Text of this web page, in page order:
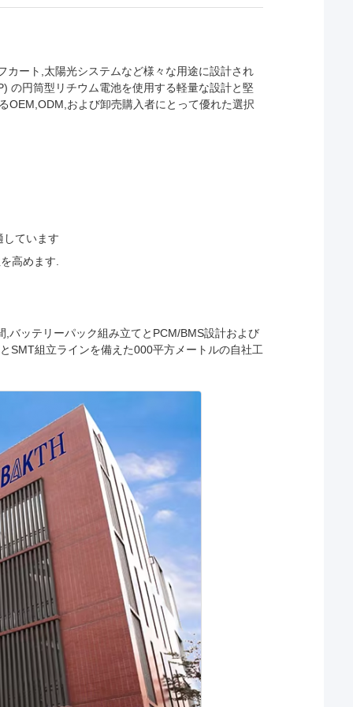
ート,太陽光システムなど様々な用途に設計され
の円筒型リチウム電池を使用する軽量な設計と堅
OEM,ODM,および卸売購入者にとって優れた選択
しています
高めます.
バッテリーパック組み立てとPCM/BMS設計および
SMT組立ラインを備えた000平方メートルの自社工